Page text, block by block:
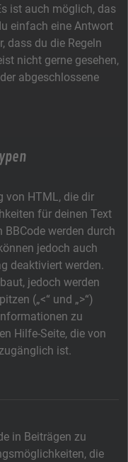
ist auch möglich, das
einfach eine Antwort
dass du die Regeln
nicht gerne gesehen,
abgeschlossene
von HTML, die dir
für deinen Text
BBCode werden durch
jedoch auch
deaktiviert werden.
jedoch werden
(„<“ und „>“)
zu
Hilfe-Seite, die von
ist.
in Beiträgen zu
die